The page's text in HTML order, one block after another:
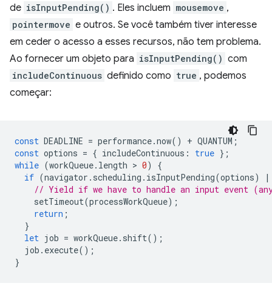
de isInputPending() . Eles incluem mousemove ,
pointermove e outros. Se você também tiver interesse
em ceder o acesso a esses recursos, não tem problema.
Ao fornecer um objeto para isInputPending() com
includeContinuous definido como true , podemos
começar:
const DEADLINE = performance.now() + QUANTUM ;
const options = { includeContinuous : true };
while (workQueue. length > 0)
{
if (navigator . scheduling . isInputPending(options)
// Yield if we have to handle an input event
setTimeout(processWorkQueue);
return ;
}
let job = workQueue. shift();
job . execute();
}